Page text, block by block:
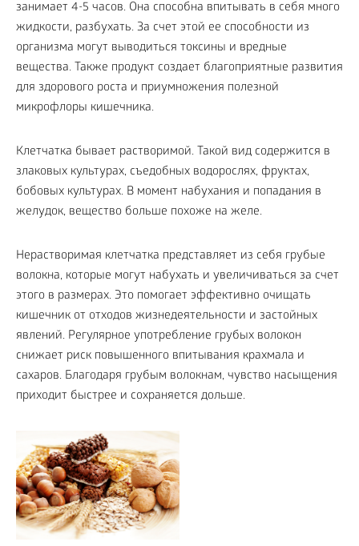
занимает 4-5 часов. Она способна впитывать в себя много
жидкости, разбухать. За счет этой ее способности из
организма могут выводиться токсины и вредные
вещества. Также продукт создает благоприятные развития
для здорового роста и приумножения полезной
микрофлоры кишечника.
Клетчатка бывает растворимой. Такой вид содержится в
злаковых культурах, съедобных водорослях, фруктах,
бобовых культурах. В момент набухания и попадания в
желудок, вещество больше похоже на желе.
Нерастворимая клетчатка представляет из себя грубые
волокна, которые могут набухать и увеличиваться за счет
этого в размерах. Это помогает эффективно очищать
кишечник от отходов жизнедеятельности и застойных
явлений. Регулярное употребление грубых волокон
снижает риск повышенного впитывания крахмала и
сахаров. Благодаря грубым волокнам, чувство насыщения
приходит быстрее и сохраняется дольше.